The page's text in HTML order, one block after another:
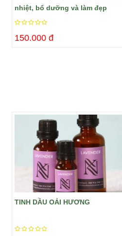
nhiệt, bổ dưỡng và làm đẹp
150.000 đ
TINH DẦU OẢI HƯƠNG